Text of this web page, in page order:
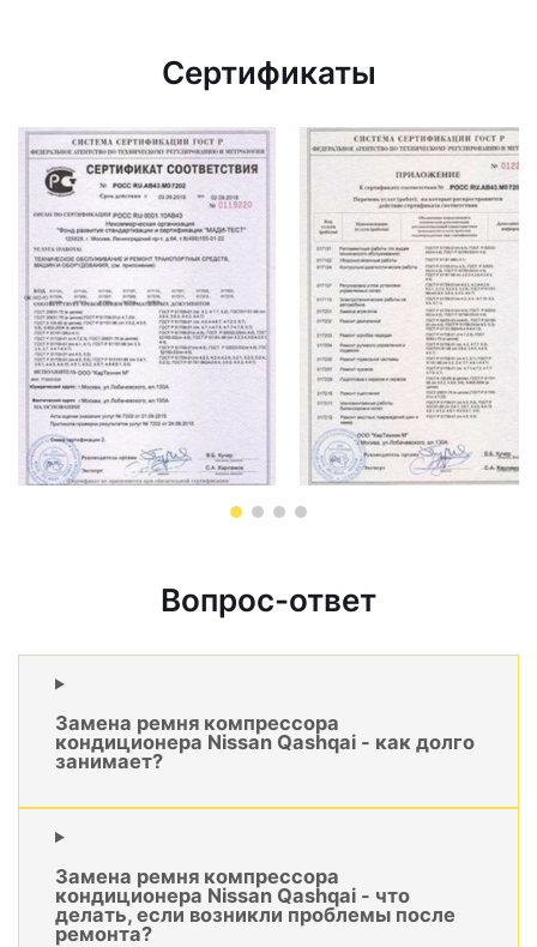
Сертификаты
Вопрос-ответ
Замена ремня компрессора
кондиционера Nissan Qashqai - как долго
занимает?
Замена ремня компрессора
кондиционера Nissan Qashqai - что
делать, если возникли проблемы после
ремонта?